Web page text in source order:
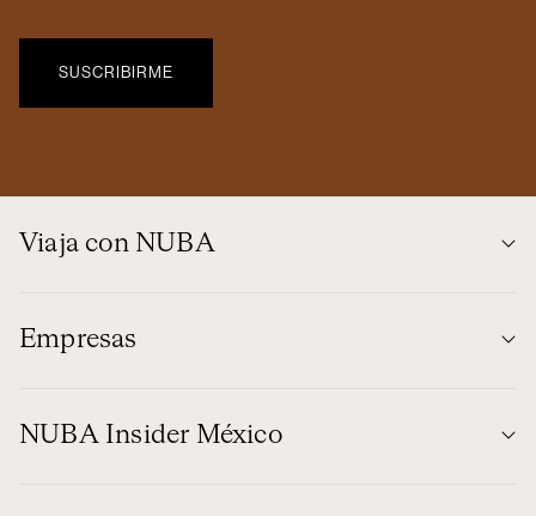
Viaja con NUBA
Empresas
NUBA Insider México